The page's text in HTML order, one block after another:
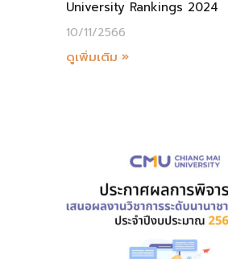
University Rankings 2024
10/11/2566
ดูเพิ่มเติม »